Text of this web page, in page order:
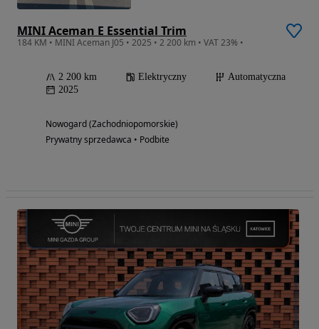
MINI Aceman E Essential Trim
184 KM • MINI Aceman J05 • 2025 • 2 200 km • VAT 23% •
2 200 km Elektryczny
Automatyczna
2025
Nowogard (Zachodniopomorskie)
Prywatny sprzedawca • Podbite